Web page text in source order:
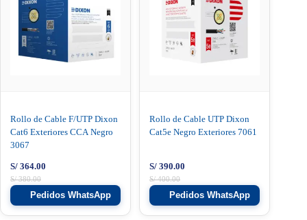
Rollo de Cable F/UTP Dixon
Cat6 Exteriores CCA Negro
3067
S/380.00
S/ 364.00
Pedidos WhatsApp
Rollo de Cable UTP Dixon
Cat5e Negro Exteriores 7061
S/400.00
S/ 390.00
Pedidos WhatsApp